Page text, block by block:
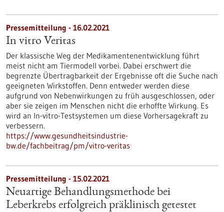
Pressemitteilung - 16.02.2021
In vitro Veritas
Der klassische Weg der Medikamentenentwicklung führt
meist nicht am Tiermodell vorbei. Dabei erschwert die
begrenzte Übertragbarkeit der Ergebnisse oft die Suche nach
geeigneten Wirkstoffen. Denn entweder werden diese
aufgrund von Nebenwirkungen zu früh ausgeschlossen, oder
aber sie zeigen im Menschen nicht die erhoffte Wirkung. Es
wird an In-vitro-Testsystemen um diese Vorhersagekraft zu
verbessern.
https://www.gesundheitsindustrie-
bw.de/fachbeitrag/pm/vitro-veritas
Pressemitteilung - 15.02.2021
Neuartige Behandlungsmethode bei
Leberkrebs erfolgreich präklinisch getestet